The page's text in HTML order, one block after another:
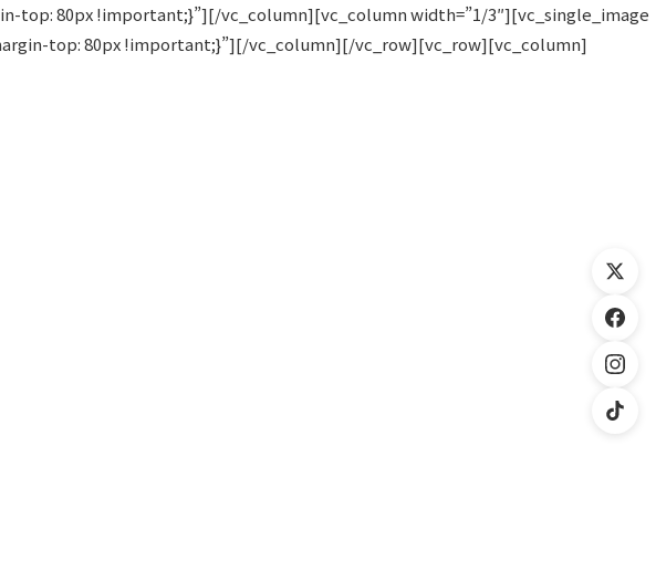
top: 80px !important;}”][/vc_column][vc_column width=”1/3″][vc_single_image
top: 80px !important;}”][/vc_column][/vc_row][vc_row][vc_column]